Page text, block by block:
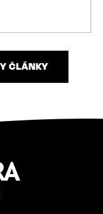
ČLÁNKY